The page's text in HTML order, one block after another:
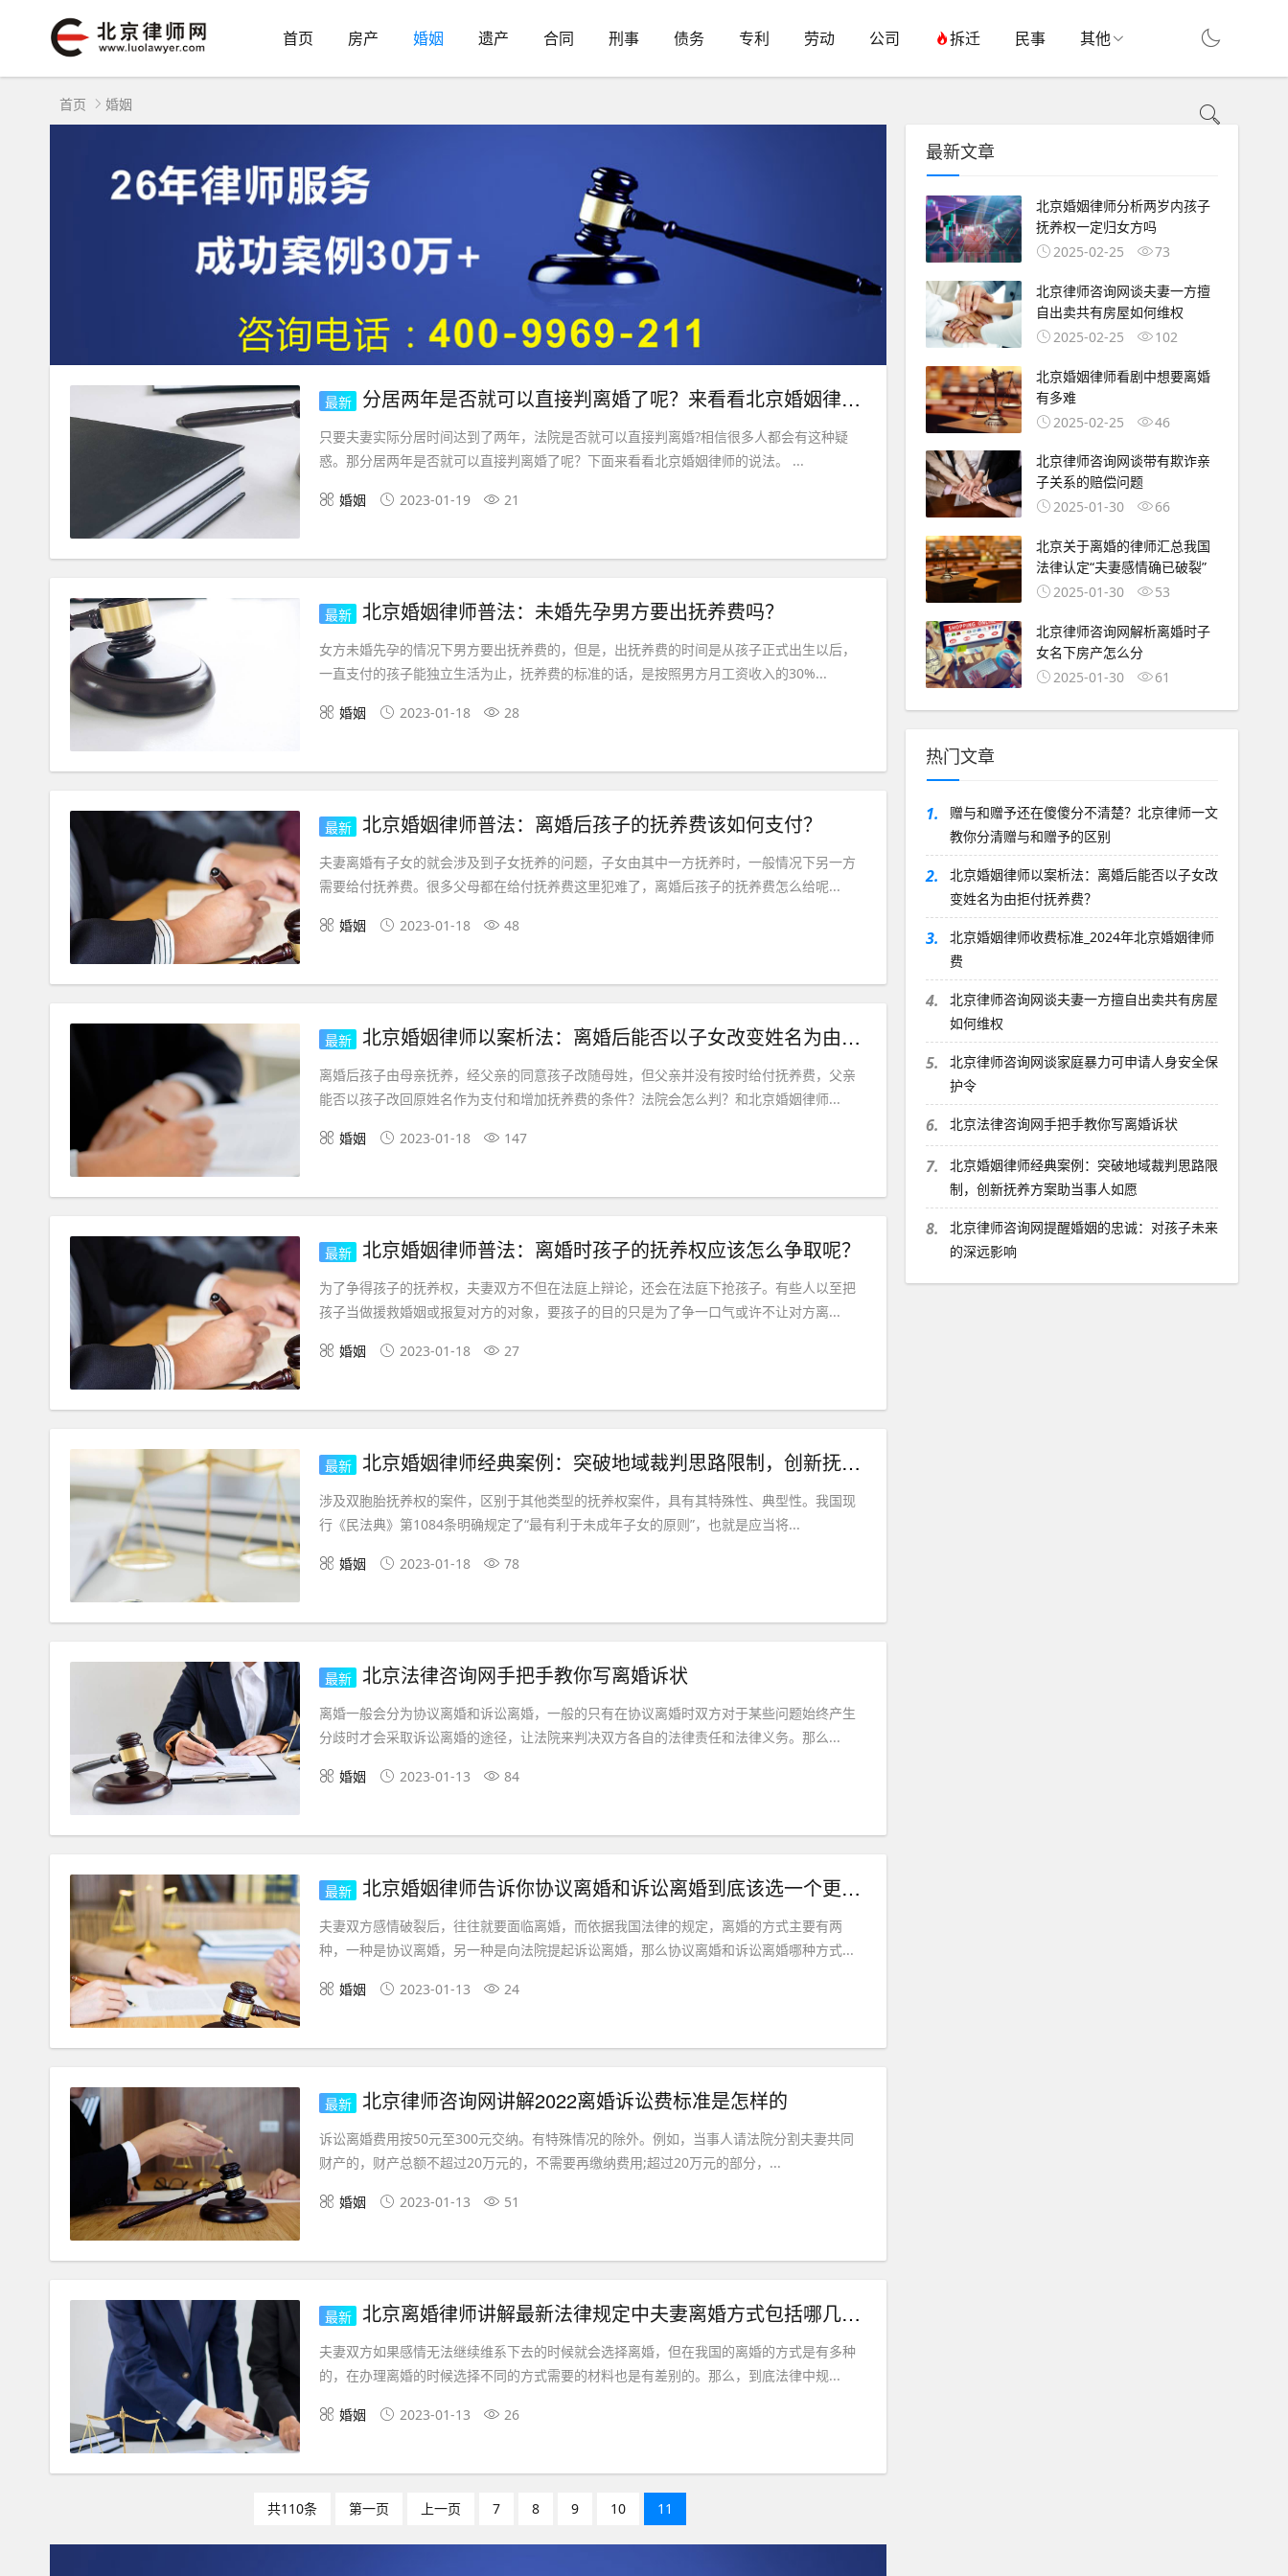
首页 房产 婚姻 遗产 合同 刑事 债务 专利 劳动 公司 拆迁 民事 其他
首页 婚姻
最新 分居两年是否就可以直接判离婚了呢？来看看北京婚姻律师的说法
只要夫妻实际分居时间达到了两年，法院是否就可以直接判离婚?相信很多人都会有这种疑
惑。那分居两年是否就可以直接判离婚了呢？下面来看看北京婚姻律师的说法。 ...
婚姻 2023-01-19 21
最新 北京婚姻律师普法：未婚先孕男方要出抚养费吗？
女方未婚先孕的情况下男方要出抚养费的，但是，出抚养费的时间是从孩子正式出生以后，
一直支付的孩子能独立生活为止，抚养费的标准的话，是按照男方月工资收入的30%...
婚姻 2023-01-18 28
最新 北京婚姻律师普法：离婚后孩子的抚养费该如何支付？
夫妻离婚有子女的就会涉及到子女抚养的问题，子女由其中一方抚养时，一般情况下另一方
需要给付抚养费。很多父母都在给付抚养费这里犯难了，离婚后孩子的抚养费怎么给呢...
婚姻 2023-01-18 48
最新 北京婚姻律师以案析法：离婚后能否以子女改变姓名为由拒付抚养费？
离婚后孩子由母亲抚养，经父亲的同意孩子改随母姓，但父亲并没有按时给付抚养费，父亲
能否以孩子改回原姓名作为支付和增加抚养费的条件？法院会怎么判？和北京婚姻律师...
婚姻 2023-01-18 147
最新 北京婚姻律师普法：离婚时孩子的抚养权应该怎么争取呢？
为了争得孩子的抚养权，夫妻双方不但在法庭上辩论，还会在法庭下抢孩子。有些人以至把
孩子当做援救婚姻或报复对方的对象，要孩子的目的只是为了争一口气或许不让对方离...
婚姻 2023-01-18 27
最新 北京婚姻律师经典案例：突破地域裁判思路限制，创新抚养方案助当事人如愿
涉及双胞胎抚养权的案件，区别于其他类型的抚养权案件，具有其特殊性、典型性。我国现
行《民法典》第1084条明确规定了“最有利于未成年子女的原则”，也就是应当将...
婚姻 2023-01-18 78
最新 北京法律咨询网手把手教你写离婚诉状
离婚一般会分为协议离婚和诉讼离婚，一般的只有在协议离婚时双方对于某些问题始终产生
分歧时才会采取诉讼离婚的途径，让法院来判决双方各自的法律责任和法律义务。那么...
婚姻 2023-01-13 84
最新 北京婚姻律师告诉你协议离婚和诉讼离婚到底该选一个更好！
夫妻双方感情破裂后，往往就要面临离婚，而依据我国法律的规定，离婚的方式主要有两
种，一种是协议离婚，另一种是向法院提起诉讼离婚，那么协议离婚和诉讼离婚哪种方式...
婚姻 2023-01-13 24
最新 北京律师咨询网讲解2022离婚诉讼费标准是怎样的
诉讼离婚费用按50元至300元交纳。有特殊情况的除外。例如，当事人请法院分割夫妻共同
财产的，财产总额不超过20万元的，不需要再缴纳费用;超过20万元的部分，...
婚姻 2023-01-13 51
最新 北京离婚律师讲解最新法律规定中夫妻离婚方式包括哪几种呢?
夫妻双方如果感情无法继续维系下去的时候就会选择离婚，但在我国的离婚的方式是有多种
的，在办理离婚的时候选择不同的方式需要的材料也是有差别的。那么，到底法律中规...
婚姻 2023-01-13 26
共110条 第一页 上一页 7 8 9 10 11
最新文章
北京婚姻律师分析两岁内孩子
抚养权一定归女方吗
2025-02-25
73
北京律师咨询网谈夫妻一方擅
自出卖共有房屋如何维权
2025-02-25
102
北京婚姻律师看剧中想要离婚
有多难
2025-02-25
46
北京律师咨询网谈带有欺诈亲
子关系的赔偿问题
2025-01-30
66
北京关于离婚的律师汇总我国
法律认定“夫妻感情确已破裂”
2025-01-30
53
北京律师咨询网解析离婚时子
女名下房产怎么分
2025-01-30
61
热门文章
1.
赠与和赠予还在傻傻分不清楚？北京律师一文
教你分清赠与和赠予的区别
2.
北京婚姻律师以案析法：离婚后能否以子女改
变姓名为由拒付抚养费？
3.
北京婚姻律师收费标准_2024年北京婚姻律师
费
4.
北京律师咨询网谈夫妻一方擅自出卖共有房屋
如何维权
5.
北京律师咨询网谈家庭暴力可申请人身安全保
护令
6. 北京法律咨询网手把手教你写离婚诉状
7.
北京婚姻律师经典案例：突破地域裁判思路限
制，创新抚养方案助当事人如愿
8.
北京律师咨询网提醒婚姻的忠诚：对孩子未来
的深远影响